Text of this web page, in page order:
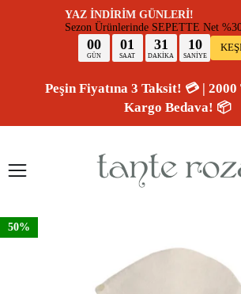
YAZ İNDİRİM GÜNLERİ!
Sezon Ürünlerinde
00 01 31
Peşin Fiyatına 3 Taksit! 💳 |
Kargo Bedava! 📦
50%